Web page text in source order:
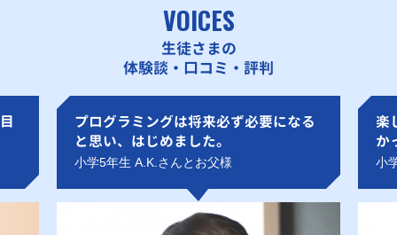
VOICES
生徒さまの
体験談・口コミ・評判
プログラミングは将来必ず必要になる
と思い、はじめました。
小学5年生 A.K.さんとお父様
楽
か
小